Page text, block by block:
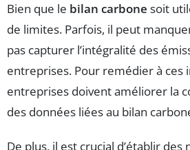
Bien que le bilan carbone soit
de limites. Parfois, il peut
pas capturer l’intégralité des
entreprises. Pour remédier à ces
entreprises doivent améliorer la
des données liées au bilan
De plus, il est crucial d’établir